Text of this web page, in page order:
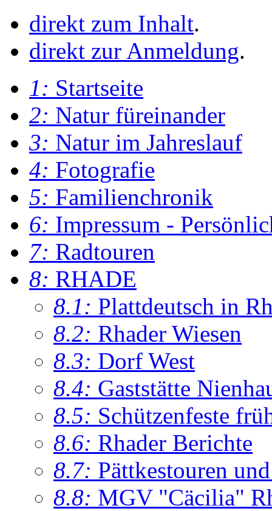
direkt zum Inhalt.
direkt zur Anmeldung.
1: Startseite
2: Natur füreinander
3: Natur im Jahreslauf
4: Fotografie
5: Familienchronik
6: Impressum -
7: Radtouren
8: RHADE
8.1: Plattdeutsch in
8.2: Rhader Wiesen
8.3: Dorf West
8.4: Gaststätte
8.5: Schützenfeste
8.6: Rhader Berichte
8.7: Pättkestouren
8.8: MGV "Cäcilia"